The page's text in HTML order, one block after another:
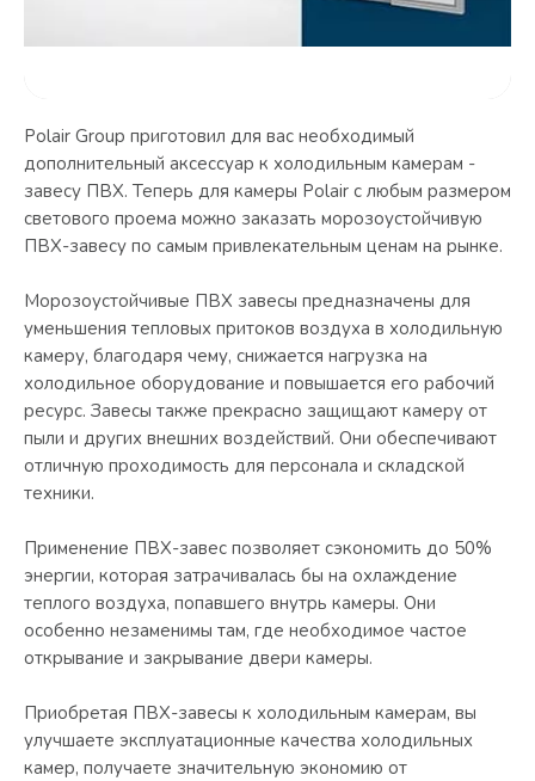
Polair Group приготовил для вас необходимый
дополнительный аксессуар к холодильным камерам -
завесу ПВХ. Теперь для камеры Polair с любым размером
светового проема можно заказать морозоустойчивую
ПВХ-завесу по самым привлекательным ценам на рынке.
Морозоустойчивые ПВХ завесы предназначены для
уменьшения тепловых притоков воздуха в холодильную
камеру, благодаря чему, снижается нагрузка на
холодильное оборудование и повышается его рабочий
ресурс. Завесы также прекрасно защищают камеру от
пыли и других внешних воздействий. Они обеспечивают
отличную проходимость для персонала и складской
техники.
Применение ПВХ-завес позволяет сэкономить до 50%
энергии, которая затрачивалась бы на охлаждение
теплого воздуха, попавшего внутрь камеры. Они
особенно незаменимы там, где необходимое частое
открывание и закрывание двери камеры.
Приобретая ПВХ-завесы к холодильным камерам, вы
улучшаете эксплуатационные качества холодильных
камер, получаете значительную экономию от